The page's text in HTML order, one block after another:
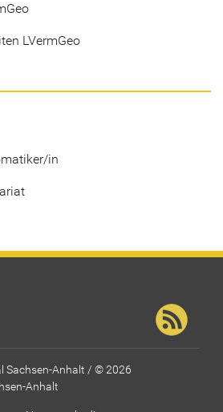
LVermGeo
in
Sachsen-Anhalt / © 2026
Anhalt